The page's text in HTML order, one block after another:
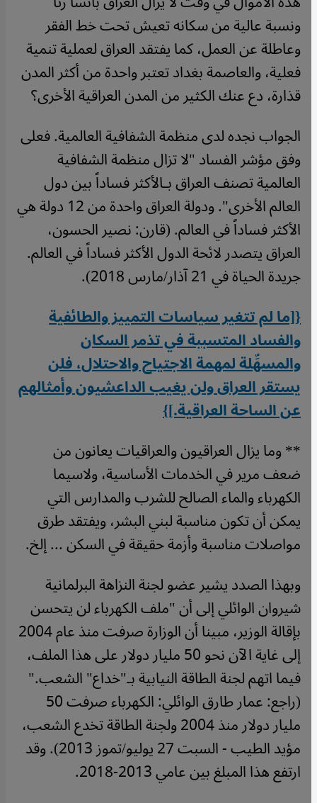
ونسبة عالية من سكانه تعيش تحت خط الفقر
وعاطلة عن العمل، كما يفتقد العراق لعملية تنمية
فعلية، والعاصمة بغداد تعتبر واحدة من أكثر المدن
قذارة، دع عنك الكثير من المدن العراقية الأخرى؟
الجواب نجده لدى منظمة الشفافية العالمية. فعلى
وفق مؤشر الفساد "لا تزال منظمة الشفافية
العالمية تصنف العراق بـالأكثر فساداً بين دول
العالم الأخرى". ودولة العراق واحدة من 12 دولة هي
الأكثر فساداً في العالم. (قارن: نصير الحسون،
العراق يتصدر لائحة الدول الأكثر فساداً في العالم.
جريدة الحياة في 21 آذار/مارس 2018).
{[ما لم تتغير سياسات التمييز والطائفية
والفساد المتسببة في تذمر السكان
والمسهِّلة لمهمة الاجتياح والاحتلال، فلن
يستقر العراق ولن يغيب الداعشيون وأمثالهم
عن الساحة العراقية.]}
** وما يزال العراقيون والعراقيات يعانون من
ضعف مرير في الخدمات الأساسية، ولاسيما
الكهرباء والماء الصالح للشرب والمدارس التي
يمكن أن تكون مناسبة لبني البشر، ويفتقد طرق
مواصلات مناسبة وأزمة حقيقة في السكن ... إلخ.
وبهذا الصدد يشير عضو لجنة النزاهة البرلمانية
شيروان الوائلي إلى أن "ملف الكهرباء لن يتحسن
بإقالة الوزير، مبينا أن الوزارة صرفت منذ عام 2004
إلى غاية الآن نحو 50 مليار دولار على هذا الملف،
فيما اتهم لجنة الطاقة النيابية بـ"خداع" الشعب."
(راجع: عمار طارق الوائلي: الكهرباء صرفت 50
مليار دولار منذ 2004 ولجنة الطاقة تخدع الشعب،
مؤيد الطيب - السبت 27 يوليو/تموز 2013). وقد
ارتفع هذا المبلغ بين عامي 2013-2018.